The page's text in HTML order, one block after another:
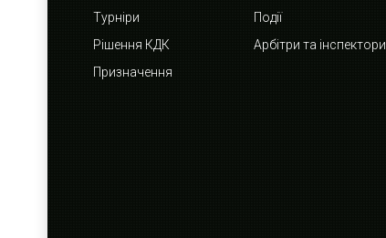
Турніри
Події
Рішення КДК
Арбітри та інспектори
Призначення